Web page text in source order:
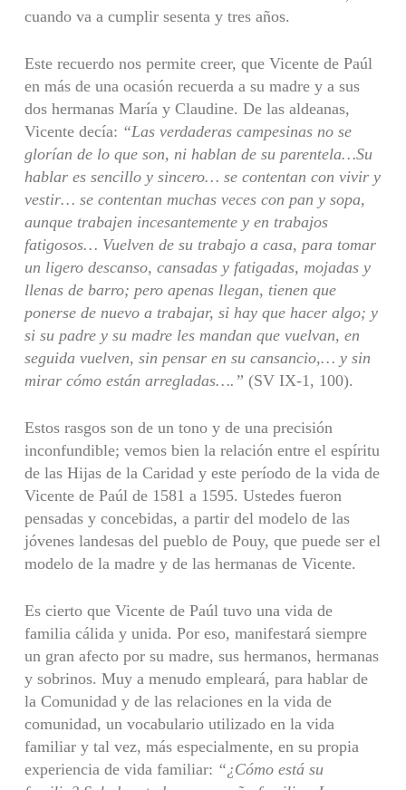
cuando va a cumplir sesenta y tres años.
Este recuerdo nos permite creer, que Vicente de Paúl
en más de una ocasión recuerda a su madre y a sus
dos hermanas María y Claudine. De las aldeanas,
Vicente decía: “Las verdaderas campesinas no se
glorían de lo que son, ni hablan de su parentela…Su
hablar es sencillo y sincero… se contentan con vivir y
vestir… se contentan muchas veces con pan y sopa,
aunque trabajen incesantemente y en trabajos
fatigosos… Vuelven de su trabajo a casa, para tomar
un ligero descanso, cansadas y fatigadas, mojadas y
llenas de barro; pero apenas llegan, tienen que
ponerse de nuevo a trabajar, si hay que hacer algo; y
si su padre y su madre les mandan que vuelvan, en
seguida vuelven, sin pensar en su cansancio,… y sin
mirar cómo están arregladas….” (SV IX-1, 100).
Estos rasgos son de un tono y de una precisión
inconfundible; vemos bien la relación entre el espíritu
de las Hijas de la Caridad y este período de la vida de
Vicente de Paúl de 1581 a 1595. Ustedes fueron
pensadas y concebidas, a partir del modelo de las
jóvenes landesas del pueblo de Pouy, que puede ser el
modelo de la madre y de las hermanas de Vicente.
Es cierto que Vicente de Paúl tuvo una vida de
familia cálida y unida. Por eso, manifestará siempre
un gran afecto por su madre, sus hermanos, hermanas
y sobrinos. Muy a menudo empleará, para hablar de
la Comunidad y de las relaciones en la vida de
comunidad, un vocabulario utilizado en la vida
familiar y tal vez, más especialmente, en su propia
experiencia de vida familiar: “¿Cómo está su